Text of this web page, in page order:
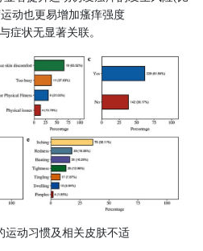
动也更易增加瘙痒强度
症状无显著关联。
运动习惯及相关皮肤不适